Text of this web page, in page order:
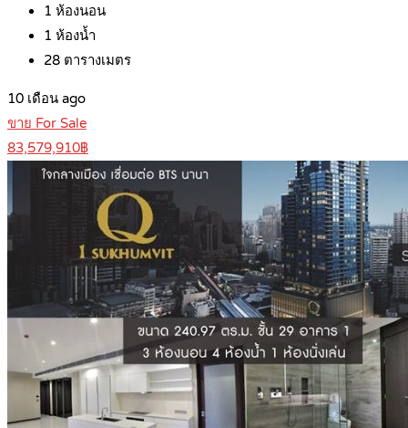
1 ห้องนอน
1 ห้องน้ำ
28 ตารางเมตร
10 เดือน ago
ขาย For Sale
83,579,910฿